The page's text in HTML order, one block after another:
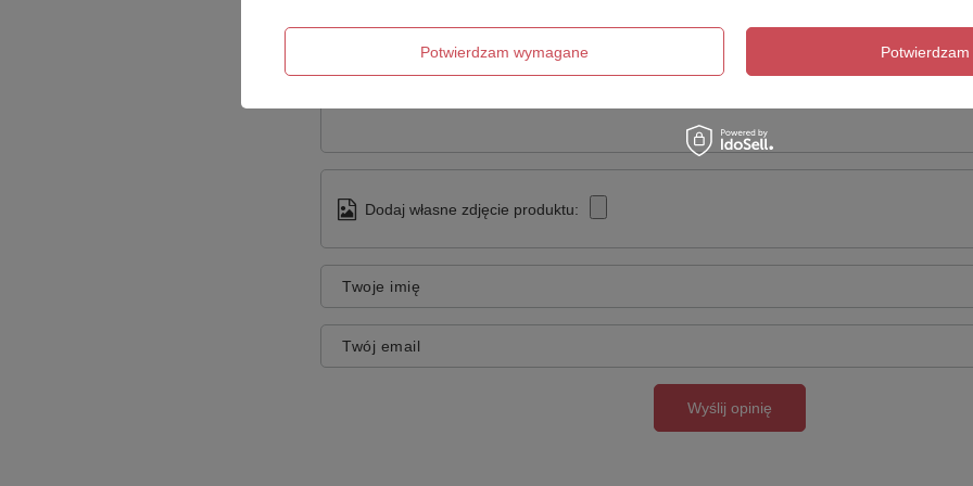
Dodaj własne zdjęcie produktu:
Twoje imię
Twój email
Wyślij opinię
Potwierdzam wymagane